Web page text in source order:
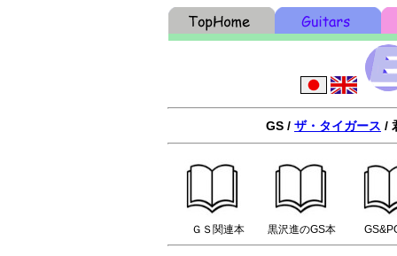
GS / ザ・タイガース /
ＧＳ関連本 黒沢進のGS本